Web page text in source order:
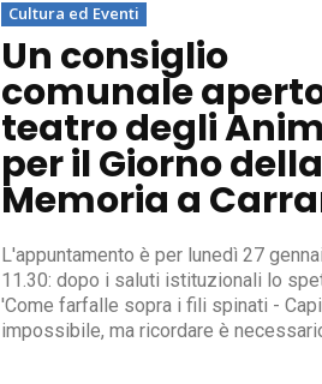
Cultura ed Eventi
Un consiglio
comunale
teatro degli
per il Giorno della
Memoria a
L'appuntamento è per lunedì 27
11.30: dopo i saluti istituzionali lo
'Come farfalle sopra i fili spinati -
impossibile, ma ricordare è